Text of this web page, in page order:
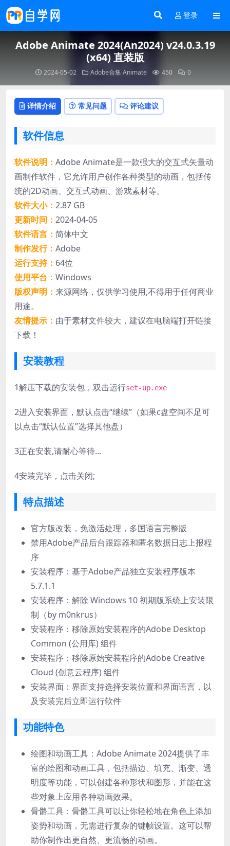
登录
Adobe Animate 2024(An2024) v24.0.3.19
(x64) 直装版
2024-05-02 Adobe合集 Animate 450 0
详情介绍 常见问题 评论建议
软件信息
软件说明： Adobe Animate是一款强大的交互式矢量动
画制作软件，它允许用户创作各种类型的动画，包括传
统的2D动画、交互式动画、游戏素材等。
软件大小： 2.87 GB
更新时间： 2024-04-05
软件语言： 简体中文
制作发行： Adobe
运行支持： 64位
使用平台： Windows
版权声明： 来源网络，仅供学习使用,不得用于任何商业
用途。
友情提示： 由于素材文件较大，建议在电脑端打开链接
下载！
安装教程
1解压下载的安装包，双击运行set-up.exe
2进入安装界面，默认点击“继续”（如果c盘空间不足可
以点击“默认位置”选择其他盘）
3正在安装,请耐心等待...
4安装完毕，点击关闭;
特点描述
官方版改装，免激活处理，多国语言完整版
禁用Adobe产品后台跟踪器和匿名数据日志上报程
序
安装程序：基于Adob​​e产品独立安装程序版本
5.7.1.1
安装程序：解除 Windows 10 初期版系统上安装限
制（by m0nkrus）
安装程序：移除原始安装程序的Adobe Desktop
Common (公用库) 组件
安装程序：移除原始安装程序的Adobe Creative
Cloud (创意云程序) 组件
安装界面：界面支持选择安装位置和界面语言，以
及安装完后立即运行软件
功能特色
绘图和动画工具：Adobe Animate 2024提供了丰
富的绘图和动画工具，包括描边、填充、渐变、透
明度等功能，可以创建各种形状和图形，并能在这
些对象上应用各种动画效果。
骨骼工具：骨骼工具可以让你轻松地在角色上添加
姿势和动画，无需进行复杂的键帧设置。这可以帮
助你制作出更自然、更流畅的动画。